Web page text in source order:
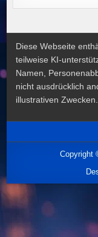
Diese Webseite
teilweise KI-
Namen,
nicht ausdrücklich
illustrativen Zwecken.
Copyright